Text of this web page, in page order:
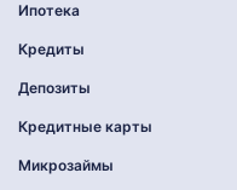
Ипотека
Кредиты
Депозиты
Кредитные карты
Микрозаймы